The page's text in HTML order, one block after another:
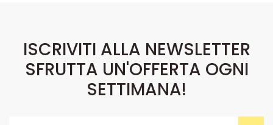
ISCRIVITI ALLA NEWSLETTER
SFRUTTA UN'OFFERTA OGNI
SETTIMANA!